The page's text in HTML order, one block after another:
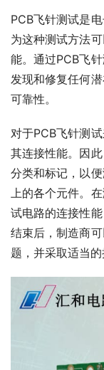
PCB飞针测试是
为这种测试方法
能。通过PCB飞
发现和修复任何
可靠性。
对于PCB飞针测
其连接性能。因
分类和标记，以
上的各个元件。
试电路的连接性
结束后，制造商
题，并采取适当的